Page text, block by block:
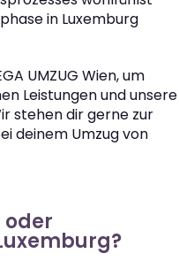
in Luxemburg
UMZUG Wien, um
Leistungen und unsere
stehen dir gerne zur
deinem Umzug von
oder